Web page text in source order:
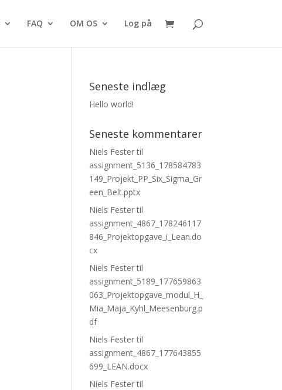
FAQ OM OS Log på
Seneste indlæg
Hello world!
Seneste kommentarer
Niels Festertil
assignment_5136_178584783
149_Projekt_PP_Six_Sigma_Gr
een_Belt.pptx
Niels Festertil
assignment_4867_178246117
846_Projektopgave_i_Lean.do
cx
Niels Festertil
assignment_5189_177659863
063_Projektopgave_modul_H_
Mia_Maja_Kyhl_Meesenburg.p
df
Niels Festertil
assignment_4867_177643855
699_LEAN.docx
Niels Festertil